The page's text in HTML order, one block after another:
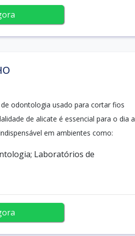
odontologia usado para cortar fios
de alicate é essencial para o dia a
em ambientes como:
Laboratórios de